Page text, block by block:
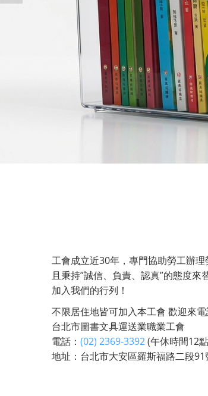
工會成立近30年，專門協助勞工辦
且秉持”誠信、負責、認真”的態度
加入我們的行列！
不限居住地皆可加入本工會 歡迎來
台北市圖書文具運送業職業工會
電話： (02) 2369-3392(午休時間12
地址：台北市大安區羅斯福路二段